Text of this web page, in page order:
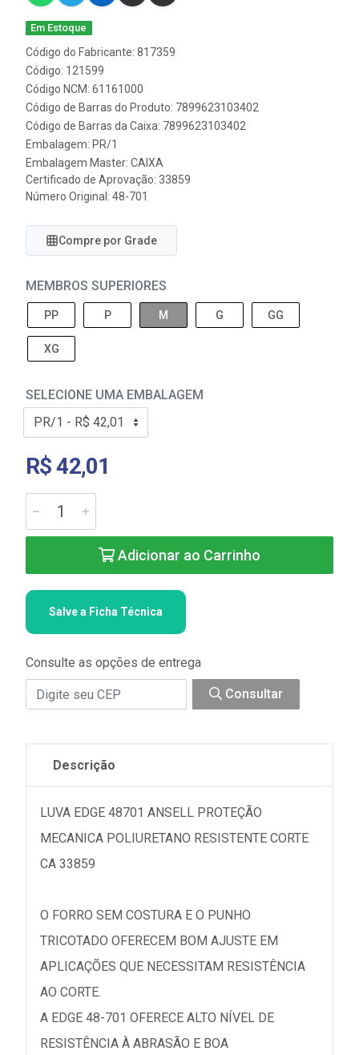
Em Estoque
Código do Fabricante: 817359
Código: 121599
Código NCM: 61161000
Código de Barras do Produto: 7899623103402
Código de Barras da Caixa: 7899623103402
Embalagem: PR/1
Embalagem Master: CAIXA
Certificado de Aprovação: 33859
Número Original: 48-701
Compre por Grade
MEMBROS SUPERIORES
PP P M G GG
XG
SELECIONE UMA EMBALAGEM
R$ 42,01
Adicionar ao Carrinho
Salve a Ficha Técnica
Consulte as opções de entrega
Consultar
Descrição
LUVA EDGE 48701 ANSELL PROTEÇÃO
MECANICA POLIURETANO RESISTENTE CORTE
CA 33859
O FORRO SEM COSTURA E O PUNHO
TRICOTADO OFERECEM BOM AJUSTE EM
APLICAÇÕES QUE NECESSITAM RESISTÊNCIA
AO CORTE.
A EDGE 48-701 OFERECE ALTO NÍVEL DE
RESISTÊNCIA À ABRASÃO E BOA